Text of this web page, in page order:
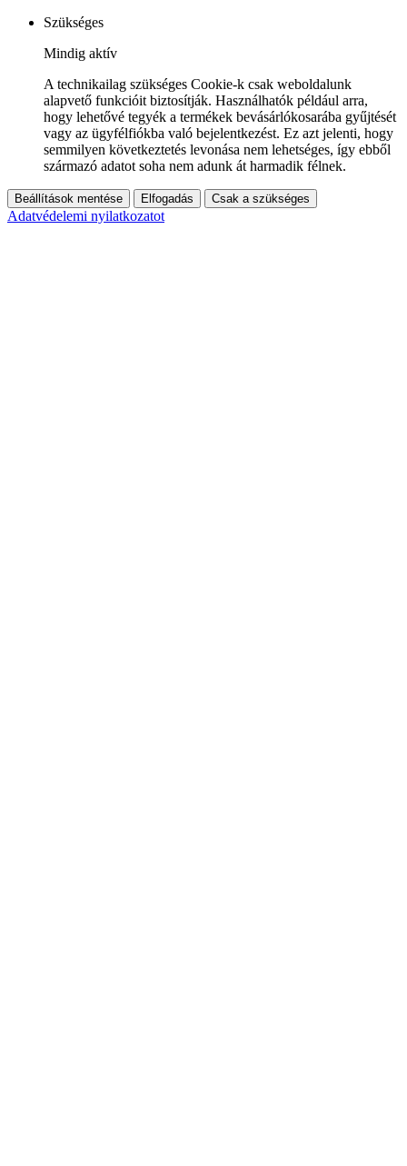
Szükséges
Mindig aktív
A technikailag szükséges Cookie-k csak weboldalunk
alapvető funkcióit biztosítják. Használhatók például arra,
hogy lehetővé tegyék a termékek bevásárlókosarába gyűjtését
vagy az ügyfélfiókba való bejelentkezést. Ez azt jelenti, hogy
semmilyen következtetés levonása nem lehetséges, így ebből
származó adatot soha nem adunk át harmadik félnek.
Beállítások mentése Elfogadás Csak a szükséges
Adatvédelemi nyilatkozatot